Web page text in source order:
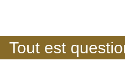
Tout est